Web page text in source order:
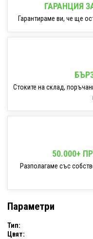
ГАРАНЦИЯ
Гарантираме ви, че ще
Стоките на склад,
50.000+
Разполагаме със
Параметри
Тип:
Цвят: